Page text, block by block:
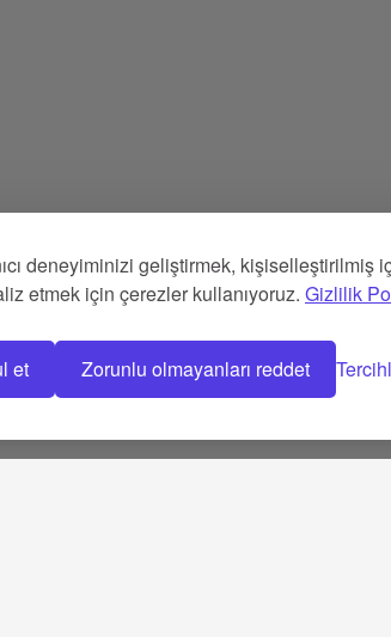
deneyiminizi geliştirmek, kişiselleştirilmiş
etmek için çerezler kullanıyoruz. Gizlilik
et Zorunlu olmayanları reddet